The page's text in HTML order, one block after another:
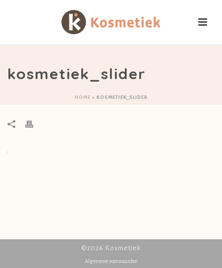
kosmetiek_slider
HOME » KOSMETIEK_SLIDER
©2026 Kosmetiek
Algemene voorwaarden